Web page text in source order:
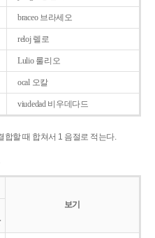
braceo 브라세오
reloj 렐로
Lulio 룰리오
ocal 오칼
viudedad 비우데다드
합할 때 합쳐서 1 음절로 적는다.
보기